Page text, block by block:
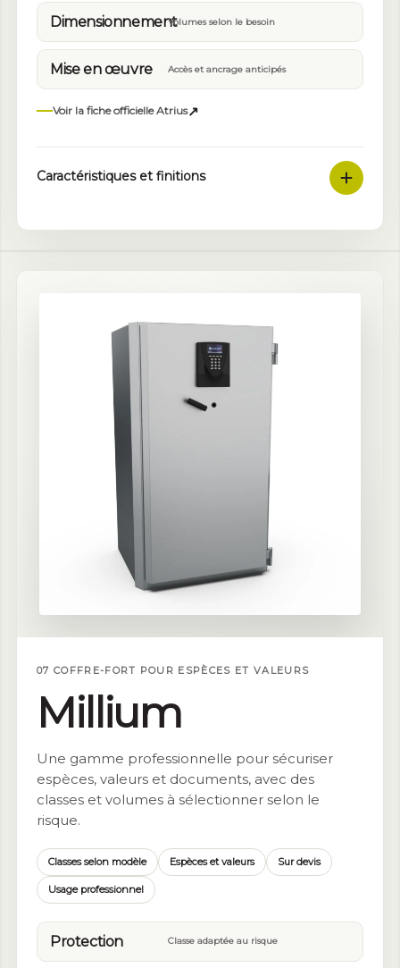
DimensionnementVolumes selon le besoin
Mise en œuvre Accès et ancrage anticipés
Voir la fiche officielle Atrius↗
Caractéristiques et finitions
07 COFFRE-FORT POUR ESPÈCES ET VALEURS
Millium
Une gamme professionnelle pour sécuriser
espèces, valeurs et documents, avec des
classes et volumes à sélectionner selon le
risque.
Classes selon modèle Espèces et valeurs Sur devis
Usage professionnel
Protection Classe adaptée au risque